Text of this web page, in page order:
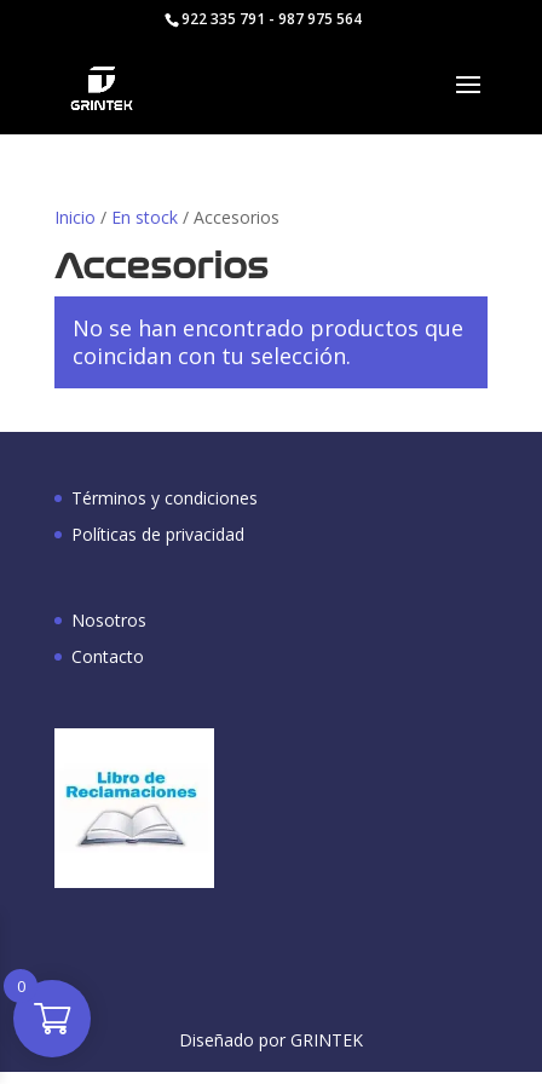
922 335 791 - 987 975 564
Inicio / En stock/ Accesorios
Accesorios
No se han encontrado productos que
coincidan con tu selección.
Términos y condiciones
Políticas de privacidad
Nosotros
Contacto
Diseñado por GRINTEK
0